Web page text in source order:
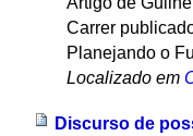
Carrer
Planejando o
Localizado em
Discurso de